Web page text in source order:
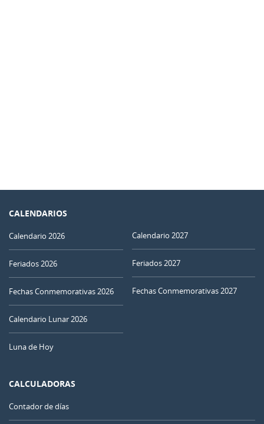
CALENDARIOS
Calendario 2026
Feriados 2026
Fechas Conmemorativas 2026
Calendario Lunar 2026
Luna de Hoy
Calendario 2027
Feriados 2027
Fechas Conmemorativas 2027
CALCULADORAS
Contador de días